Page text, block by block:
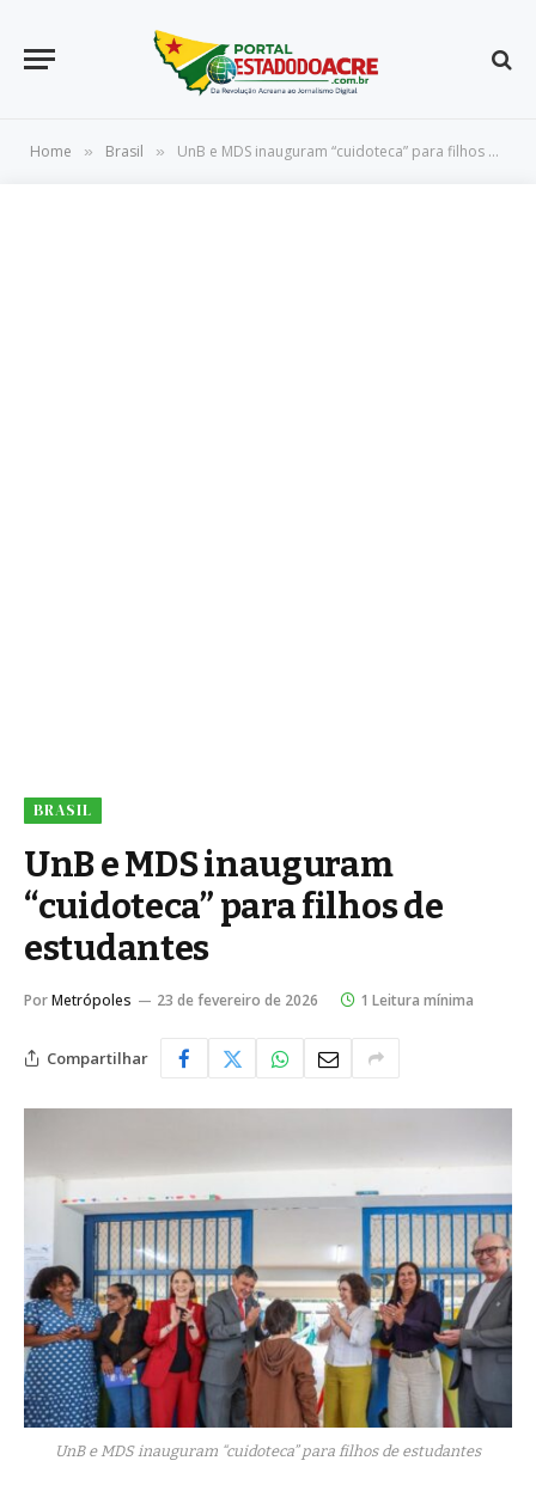
Home » Brasil » UnB e MDS inauguram “cuidoteca” para filhos de estudantes
BRASIL
UnB e MDS inauguram
“cuidoteca” para filhos de
estudantes
PorMetrópoles 23 de fevereiro de 2026 1 Leitura mínima
Compartilhar
UnB e MDS inauguram “cuidoteca” para filhos de estudantes